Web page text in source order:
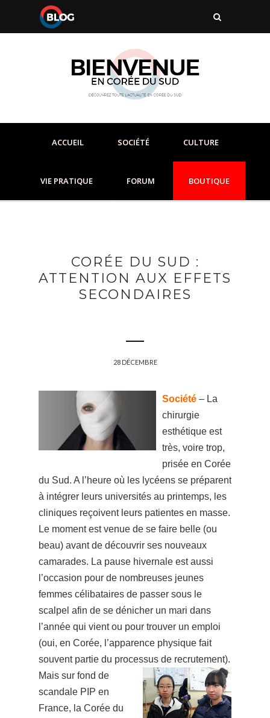
ACCUEIL SOCIÉTÉ CULTURE
VIE PRATIQUE FORUM BOUTIQUE
CORÉE DU SUD :
ATTENTION AUX EFFETS
SECONDAIRES
28 DÉCEMBRE
Société – La
chirurgie
esthétique est
très, voire trop,
prisée en Corée
du Sud. A l’heure où les lycéens se préparent
à intégrer leurs universités au printemps, les
cliniques reçoivent leurs patientes en masse.
Le moment est venue de se faire belle (ou
beau) avant de découvrir ses nouveaux
camarades. La pause hivernale est aussi
l’occasion pour de nombreuses jeunes
femmes célibataires de passer sous le
scalpel afin de se dénicher un mari dans
l’année qui vient ou pour trouver un emploi
(oui, en Corée, l’apparence physique fait
souvent partie du processus de recrutement).
Mais sur fond de
scandale PIP en
France, la Corée du